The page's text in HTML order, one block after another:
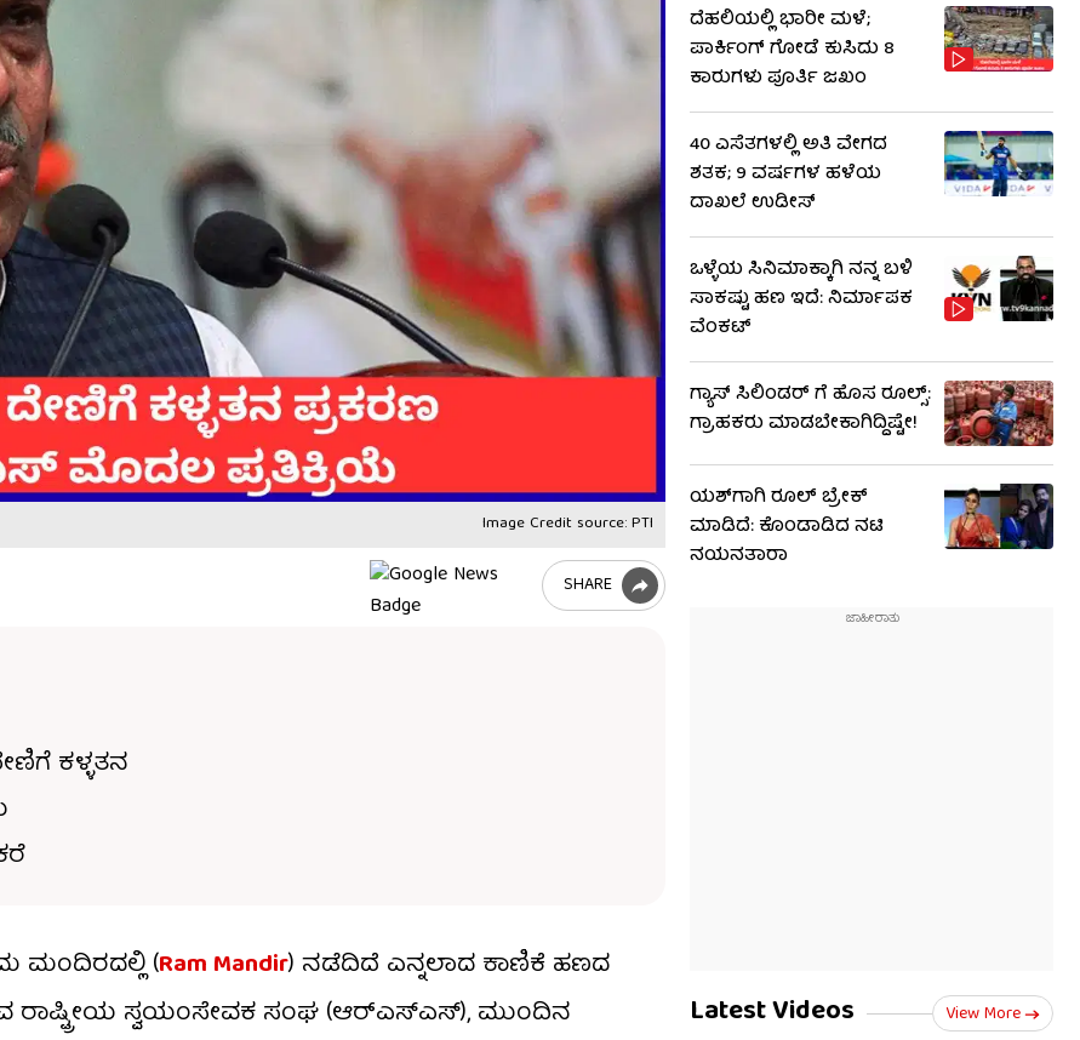
Image Credit source: PTI
SHARE
ಕಳ್ಳತನ
ಮಂದಿರದಲ್ಲಿ (Ram Mandir) ನಡೆದಿದೆ ಎನ್ನಲಾದ ಕಾಣಿಕೆ ಹಣದ
ರಾಷ್ಟ್ರೀಯ ಸ್ವಯಂಸೇವಕ ಸಂಘ (ಆರ್‌ಎಸ್‌ಎಸ್), ಮುಂದಿನ
ದೆಹಲಿಯಲ್ಲಿ ಭಾರೀ ಮಳೆ;
ಪಾರ್ಕಿಂಗ್ ಗೋಡೆ ಕುಸಿದು 8
ಕಾರುಗಳು ಪೂರ್ತಿ ಜಖಂ
40 ಎಸೆತಗಳಲ್ಲಿ ಅತಿ ವೇಗದ
ಶತಕ; 9 ವರ್ಷಗಳ ಹಳೆಯ
ದಾಖಲೆ ಉಡೀಸ್
ಒಳ್ಳೆಯ ಸಿನಿಮಾಕ್ಕಾಗಿ ನನ್ನ ಬಳಿ
ಸಾಕಷ್ಟು ಹಣ ಇದೆ: ನಿರ್ಮಾಪಕ
ವೆಂಕಟ್
ಗ್ಯಾಸ್ ಸಿಲಿಂಡರ್ ಗೆ ಹೊಸ ರೂಲ್ಸ್‌:
ಗ್ರಾಹಕರು ಮಾಡಬೇಕಾಗಿದ್ದಿಷ್ಟೇ!
ಯಶ್​​ಗಾಗಿ ರೂಲ್ ಬ್ರೇಕ್
ಮಾಡಿದೆ: ಕೊಂಡಾಡಿದ ನಟಿ
ನಯನತಾರಾ
Latest Videos View More